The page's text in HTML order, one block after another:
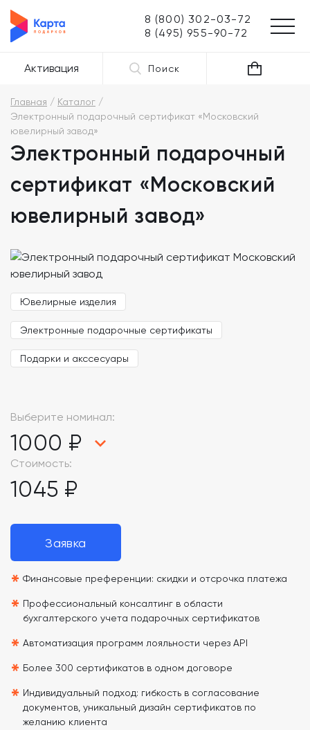
8 (800) 302-03-72
8 (495) 955-90-72
Активация Поиск
Главная
Каталог
Электронный подарочный сертификат «Московский
ювелирный завод»
Электронный подарочный
сертификат «Московский
ювелирный завод»
Ювелирные изделия
Электронные подарочные сертификаты
Подарки и акссесуары
Выберите номинал:
1000 ₽
Стоимость:
1045 ₽
Заявка
* Финансовые преференции: скидки и отсрочка платежа
* Профессиональный консалтинг в области
бухгалтерского учета подарочных сертификатов
* Автоматизация программ лояльности через API
* Более 300 сертификатов в одном договоре
* Индивидуальный подход: гибкость в согласование
документов, уникальный дизайн сертификатов по
желанию клиента